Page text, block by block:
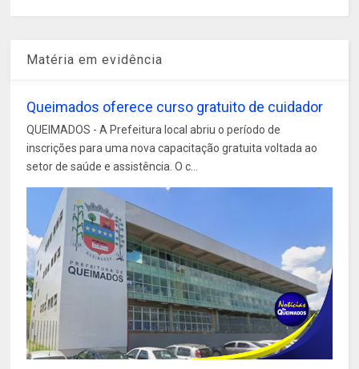
Matéria em evidência
Queimados oferece curso gratuito de cuidador
QUEIMADOS - A Prefeitura local abriu o período de
inscrições para uma nova capacitação gratuita voltada ao
setor de saúde e assistência. O c...